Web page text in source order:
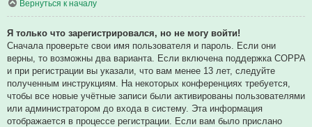
Вернуться к началу
Я только что зарегистрировался, но не могу войти!
Сначала проверьте свои имя пользователя и пароль. Если они
верны, то возможны два варианта. Если включена поддержка COPPA
и при регистрации вы указали, что вам менее 13 лет, следуйте
полученным инструкциям. На некоторых конференциях требуется,
чтобы все новые учётные записи были активированы пользователями
или администратором до входа в систему. Эта информация
отображается в процессе регистрации. Если вам было прислано